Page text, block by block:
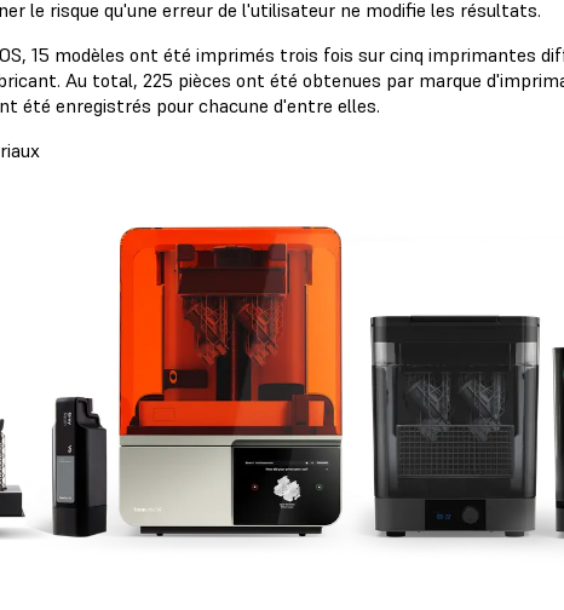
le risque qu'une erreur de l'utilisateur ne modifie les résultats.
15 modèles ont été imprimés trois fois sur cinq imprimantes
Au total, 225 pièces ont été obtenues par marque
été enregistrés pour chacune d'entre elles.